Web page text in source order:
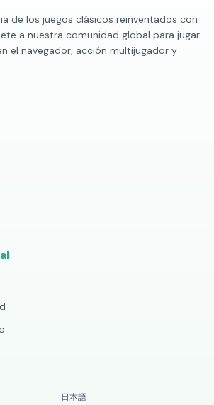
de los juegos clásicos reinventados con
a nuestra comunidad global para jugar
el navegador, acción multijugador y
日本語